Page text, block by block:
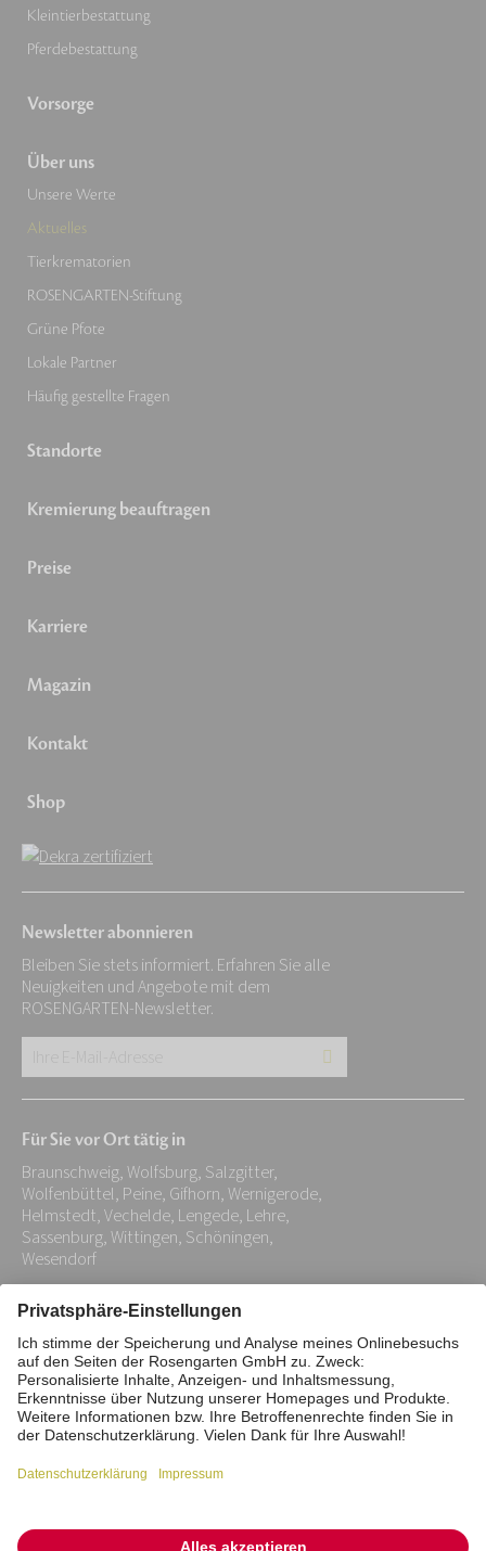
Kleintierbestattung
Pferdebestattung
Vorsorge
Über uns
Unsere Werte
Aktuelles
Tierkrematorien
ROSENGARTEN-Stiftung
Grüne Pfote
Lokale Partner
Häufig gestellte Fragen
Standorte
Kremierung beauftragen
Preise
Karriere
Magazin
Kontakt
Shop
Newsletter abonnieren
Bleiben Sie stets informiert. Erfahren Sie alle
Neuigkeiten und Angebote mit dem
ROSENGARTEN-Newsletter.
Adresse:
*
Für Sie vor Ort tätig in
Braunschweig, Wolfsburg, Salzgitter,
Wolfenbüttel, Peine, Gifhorn, Wernigerode,
Helmstedt, Vechelde, Lengede, Lehre,
Sassenburg, Wittingen, Schöningen,
Wesendorf
Impressum Datenschutz
Stiftung
Interne Meldestelle
Zahlungsmittel
Barrierefreiheitserklärung
Vertrag widerrufen